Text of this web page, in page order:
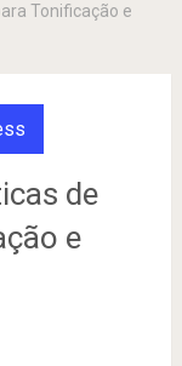
Tonificação e
de
e